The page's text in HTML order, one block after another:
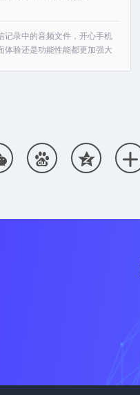
记录中的音频文件，开心手机
体验还是功能性能都更加强大
  